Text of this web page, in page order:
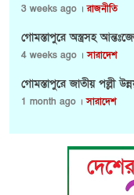
3 weeks ago ।রাজনীতি
গোমস্তাপুরে অস্ত্রসহ
4 weeks ago ।সারাদেশ
গোমস্তাপুরে জাতীয় পল্লী
1 month ago ।সারাদেশ